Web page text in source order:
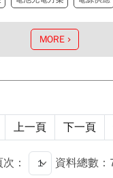
，真正達到綠色智能
MORE
上一頁 下一頁
次： 資料總數：